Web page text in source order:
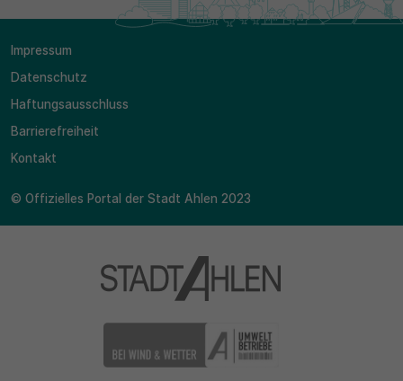
Impressum
Datenschutz
Haftungsausschluss
Barrierefreiheit
Kontakt
© Offizielles Portal der Stadt Ahlen 2023